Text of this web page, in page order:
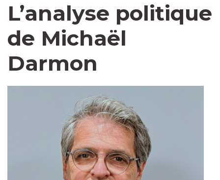
L’analyse politique
de Michaël
Darmon